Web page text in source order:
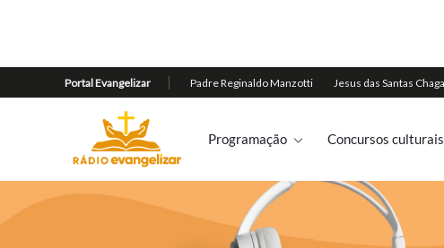
Programação Concursos culturais